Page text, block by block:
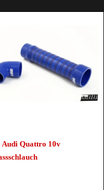
Audi Quattro 10v